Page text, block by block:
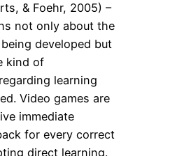
& Foehr, 2005) –
not only about the
developed but
kind of
learning
Video games are
immediate
for every correct
direct learning.